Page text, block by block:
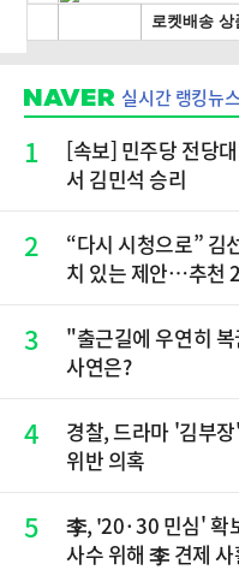
실시간 랭킹뉴스
1
[속보] 민주당 전당
서 김민석 승리
2
“다시 시청으로” 김
치 있는 제안…추천
3
"출근길에 우연히
사연은?
4
경찰, 드라마 '김부
위반 의혹
5
李, '20·30 민심' 확
사수 위해 李 견제